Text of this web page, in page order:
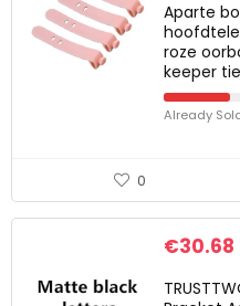
Aparte
roze
keeper
Already
0
€30.68